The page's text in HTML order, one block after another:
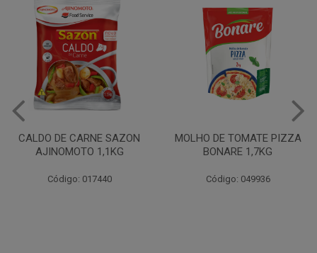
MOLHO DE TOMATE PIZZA
BONARE 1,7KG
Código: 049936
MARGARINA USO
PROFISSIONAL 80% CUKIN
Código: 062469